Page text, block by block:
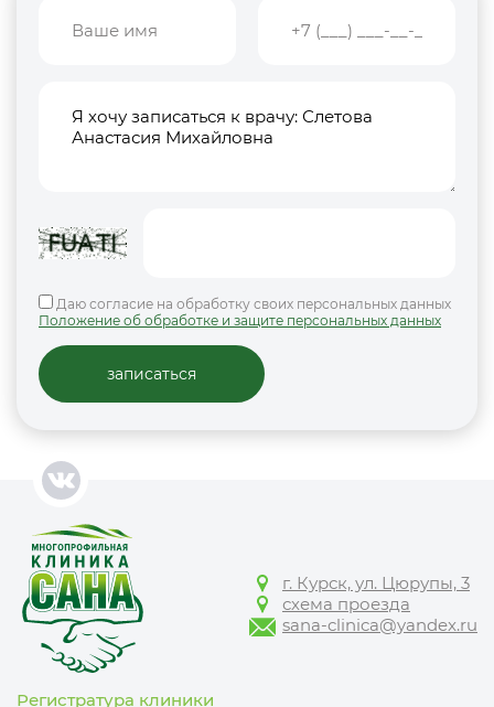
Даю согласие на обработку своих персональных данных
Положение об обработке и защите персональных данных
г. Курск, ул. Цюрупы, 3
схема проезда
sana-clinica@yandex.ru
Регистратура клиники